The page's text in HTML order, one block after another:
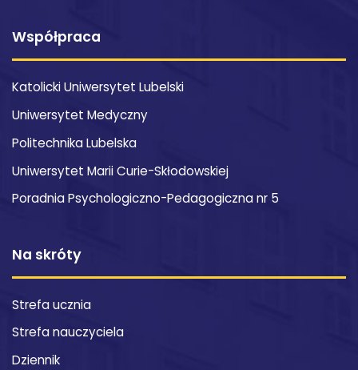
Współpraca
Katolicki Uniwersytet Lubelski
Uniwersytet Medyczny
Politechnika Lubelska
Uniwersytet Marii Curie-Skłodowskiej
Poradnia Psychologiczno-Pedagogiczna nr 5
Na skróty
Strefa ucznia
Strefa nauczyciela
Dziennik